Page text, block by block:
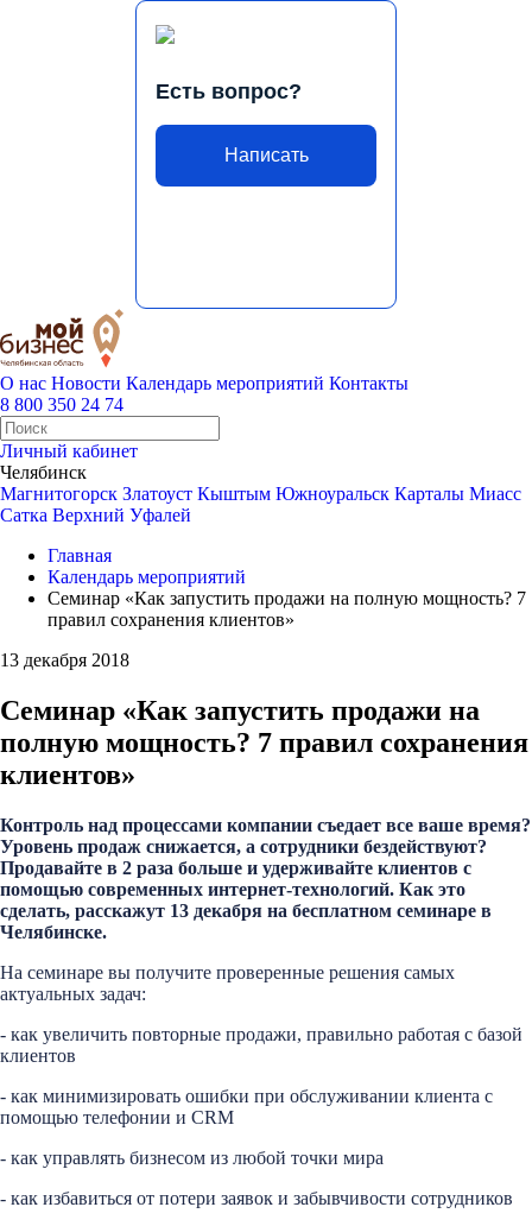
Есть вопрос?
Написать
О нас Новости Календарь мероприятий Контакты
8 800 350 24 74
Личный кабинет
Челябинск
Магнитогорск Златоуст Кыштым Южноуральск Карталы Миасс
Сатка Верхний Уфалей
Главная
Календарь мероприятий
Семинар «Как запустить продажи на полную мощность? 7
правил сохранения клиентов»
13 декабря 2018
Семинар «Как запустить продажи на
полную мощность? 7 правил сохранения
клиентов»
Контроль над процессами компании съедает все ваше время?
Уровень продаж снижается, а сотрудники бездействуют?
Продавайте в 2 раза больше и удерживайте клиентов с
помощью современных интернет-технологий. Как это
сделать, расскажут 13 декабря на бесплатном семинаре в
Челябинске.
На семинаре вы получите проверенные решения самых
актуальных задач:
- как увеличить повторные продажи, правильно работая с базой
клиентов
- как минимизировать ошибки при обслуживании клиента с
помощью телефонии и CRM
- как управлять бизнесом из любой точки мира
- как избавиться от потери заявок и забывчивости сотрудников